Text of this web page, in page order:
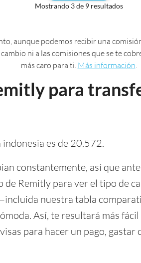
Mostrando 3 de 9 resultados
aunque podemos recibir una
ni a las comisiones que se te
más caro para ti. Más información.
para
es de 20.572.
constantemente, así que
Remitly para ver el tipo de
nuestra tabla
Así, te resultará más
para hacer un pago, gastar